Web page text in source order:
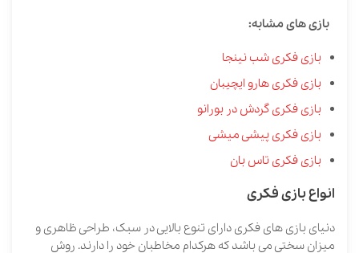
بازی های مشابه:
بازی فکری شب نینجا
بازی فکری هارو ایچیبان
بازی فکری گردش در بورانو
بازی فکری پیشی میشی
بازی فکری تاس بان
انواع بازی فکری
دنیای بازی های فکری دارای تنوع بالایی در سبک، طراحی ظاهری و
میزان سختی می باشد که هرکدام مخاطبان خود را دارند. روش